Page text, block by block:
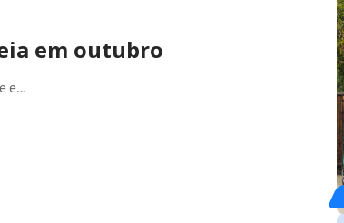
em outubro
e…